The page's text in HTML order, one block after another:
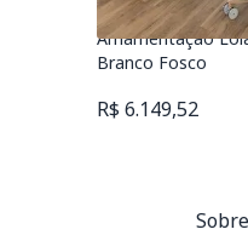
Portas + Poltrona
Amamentação
Branco Fosco
R$ 6.149,52